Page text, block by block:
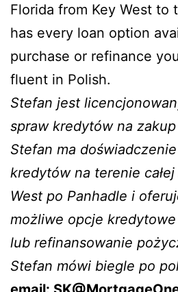
Florida from Key West to
has every loan option
purchase or refinance
fluent in Polish.
Stefan jest
spraw kredytów na
Stefan ma
kredytów na terenie
West po Panhadle i
możliwe opcje
lub refinansowanie
Stefan mówi biegle po